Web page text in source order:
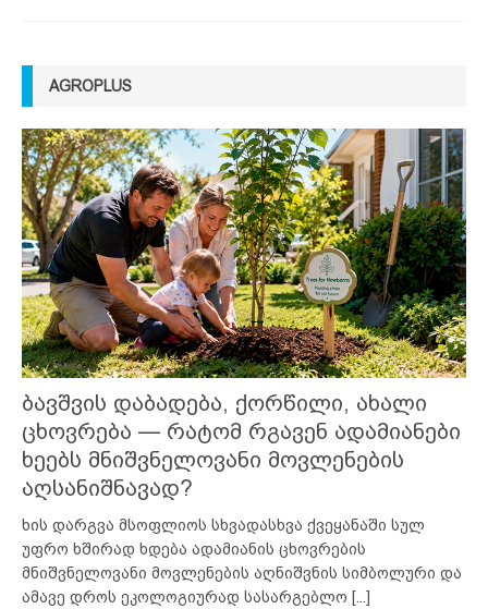
AGROPLUS
ბავშვის დაბადება, ქორწილი, ახალი
ცხოვრება — რატომ რგავენ ადამიანები
ხეებს მნიშვნელოვანი მოვლენების
აღსანიშნავად?
ხის დარგვა მსოფლიოს სხვადასხვა ქვეყანაში სულ
უფრო ხშირად ხდება ადამიანის ცხოვრების
მნიშვნელოვანი მოვლენების აღნიშვნის სიმბოლური და
ამავე დროს ეკოლოგიურად სასარგებლო [...]